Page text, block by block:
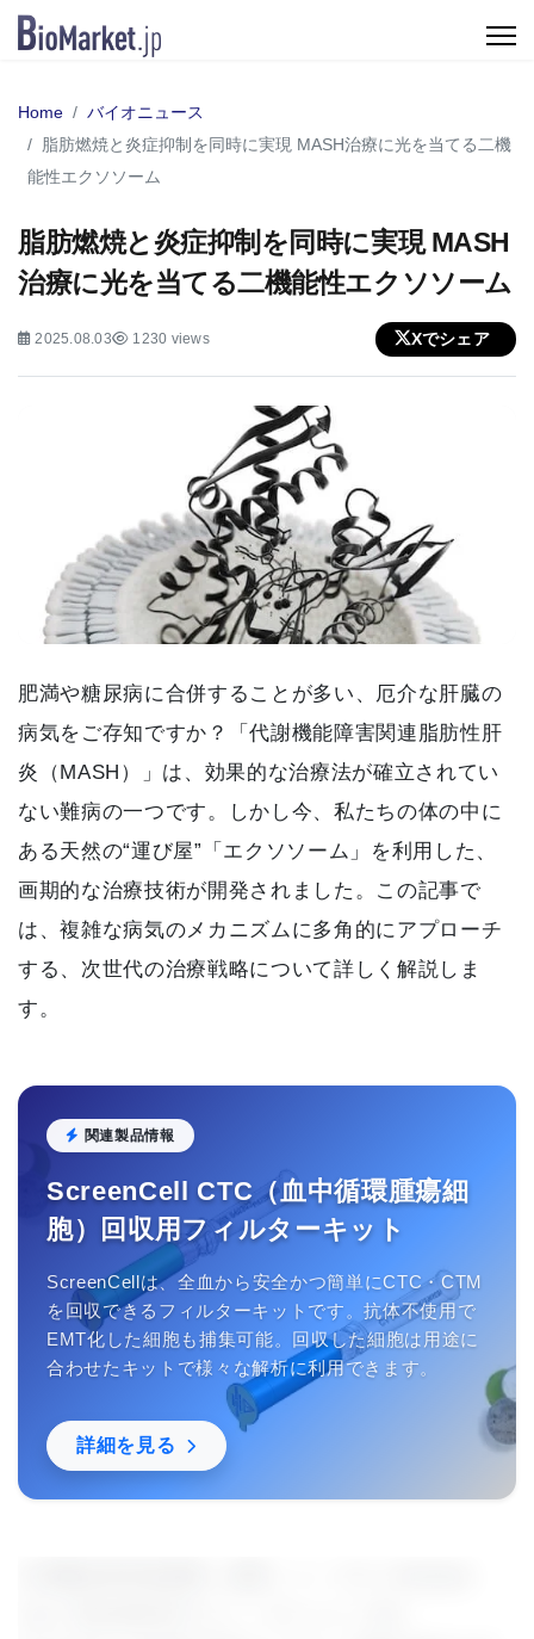
Home
バイオニュース
脂肪燃焼と炎症抑制を同時に実現 MASH治療に光を当てる二機
能性エクソソーム
脂肪燃焼と炎症抑制を同時に実現 MASH
治療に光を当てる二機能性エクソソーム
2025.08.03 1230 views Xでシェア
肥満や糖尿病に合併することが多い、厄介な肝臓の
病気をご存知ですか？「代謝機能障害関連脂肪性肝
炎（MASH）」は、効果的な治療法が確立されてい
ない難病の一つです。しかし今、私たちの体の中に
ある天然の“運び屋”「エクソソーム」を利用した、
画期的な治療技術が開発されました。この記事で
は、複雑な病気のメカニズムに多角的にアプローチ
する、次世代の治療戦略について詳しく解説しま
す。
関連製品情報
ScreenCell CTC（⾎中循環腫瘍細
胞）回収⽤フィルターキット
ScreenCellは、全血から安全かつ簡単にCTC・CTM
を回収できるフィルターキットです。抗体不使用で
EMT化した細胞も捕集可能。回収した細胞は用途に
合わせたキットで様々な解析に利用できます。
詳細を見る